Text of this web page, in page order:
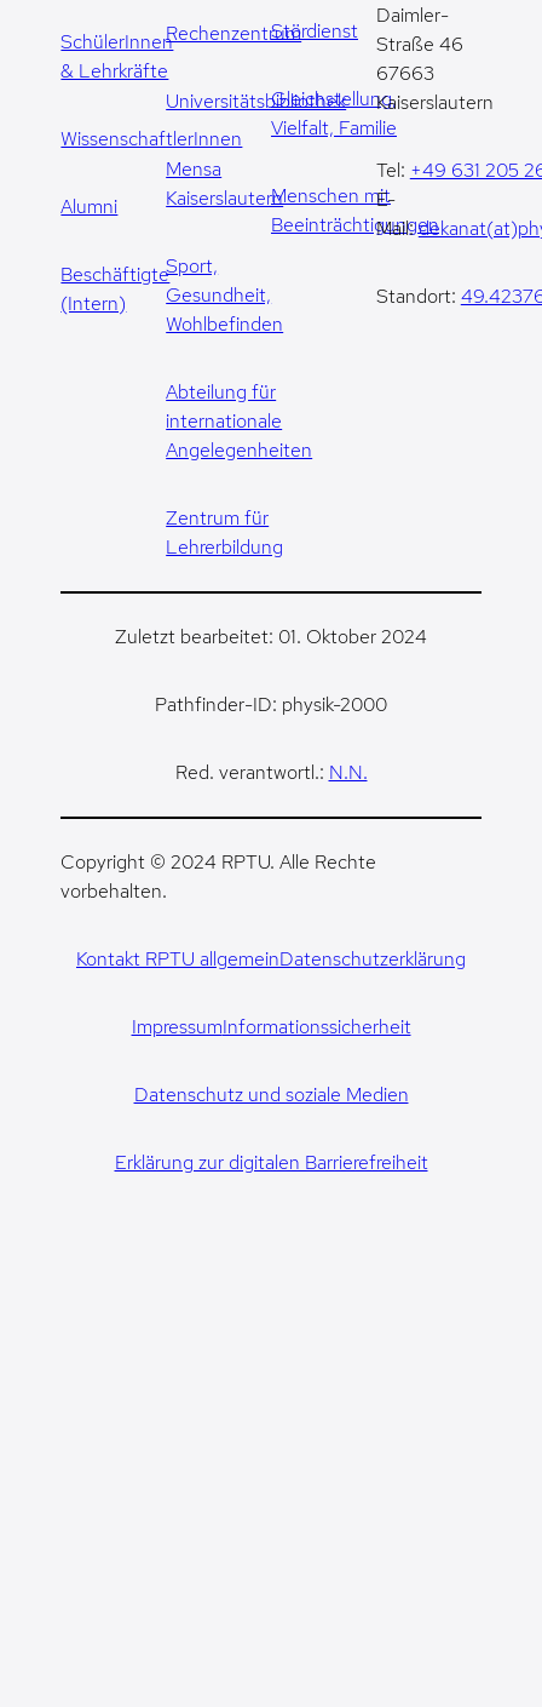
SchülerInnen
& Lehrkräfte
WissenschaftlerInnen
Alumni
Beschäftigte
(Intern)
Rechenzentrum
Universitätsbibliothek
Mensa
Kaiserslautern
Sport,
Gesundheit,
Wohlbefinden
Abteilung für
internationale
Angelegenheiten
Zentrum für
Lehrerbildung
Stördienst
Gleichstellung,
Vielfalt, Familie
Menschen mit
Beeinträchtigungen
Daimler-
Straße 46
67663
Kaiserslautern
Tel: +49 631 205
E-
Mail:
Standort:
Zuletzt bearbeitet: 01. Oktober 2024
Pathfinder-ID: physik-2000
Red. verantwortl.: N.N.
Copyright © 2024 RPTU. Alle Rechte
vorbehalten.
Kontakt RPTU allgemeinDatenschutzerklärung
ImpressumInformationssicherheit
Datenschutz und soziale Medien
Erklärung zur digitalen Barrierefreiheit